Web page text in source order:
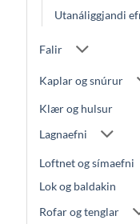
Utanáliggjandi
Falir
Kaplar og snúrur
Klær og hulsur
Lagnaefni
Loftnet og símaefni
Lok og baldakin
Rofar og tenglar
2.832